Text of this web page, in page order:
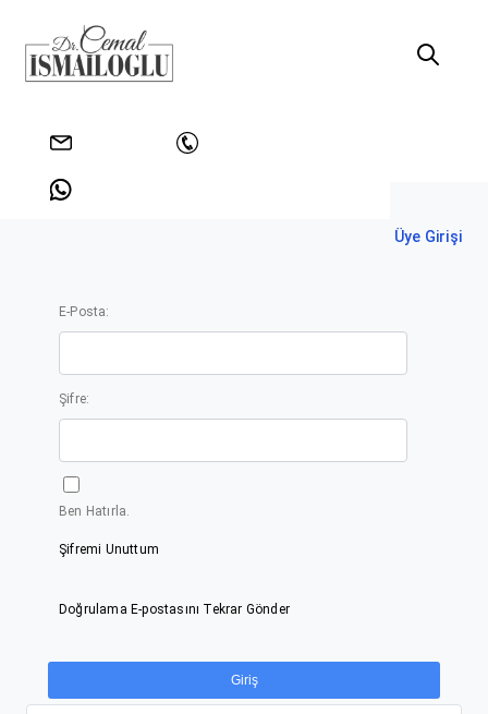
info@drcemalismailoglu.com
Üye Girişi
E-Posta:
Şifre:
Ben Hatırla.
Şifremi Unuttum
Doğrulama E-postasını Tekrar Gönder
Giriş